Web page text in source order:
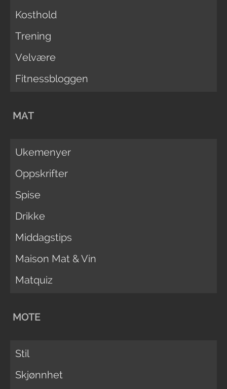
Kosthold
Trening
Velvære
Fitnessbloggen
MAT
Ukemenyer
Oppskrifter
Spise
Drikke
Middagstips
Maison Mat & Vin
Matquiz
MOTE
Stil
Skjønnhet